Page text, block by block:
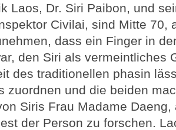
Laos, Dr. Siri Paibon, und
Civilai, sind Mitte 70,
dass ein Finger in
den Siri als vermeintliches
des traditionellen phasin
zuordnen und die beiden
Siris Frau Madame
der Person zu forschen.